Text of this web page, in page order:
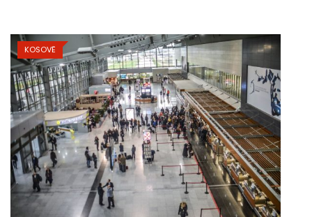
KOSOVË